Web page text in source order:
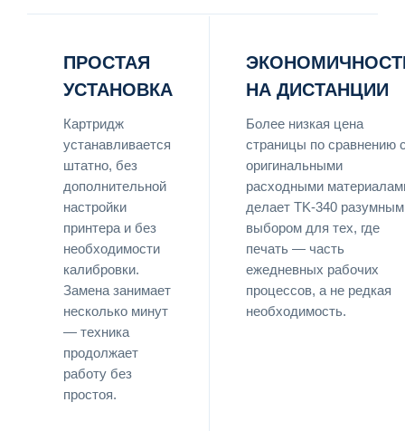
ПРОСТАЯ
УСТАНОВКА
Картридж
устанавливается
штатно, без
дополнительной
настройки
принтера и без
необходимости
калибровки.
Замена занимает
несколько минут
— техника
продолжает
работу без
простоя.
НА ДИСТАНЦИИ
Более низкая цена
страницы по сравнению
оригинальными
расходными
делает TK-340 разумным
выбором для тех, где
печать — часть
ежедневных рабочих
процессов, а не редкая
необходимость.